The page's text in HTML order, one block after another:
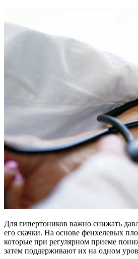
Для гипертоников важно снижать
его скачки. На основе фенхелевых
которые при регулярном приеме
затем поддерживают их на одном